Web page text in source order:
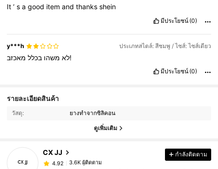
It’sagood itemandthanksshein
มีประโยชน์ (0)
y***h ประเภทสไตล์: สีชมพู / ไซส์: ไซส์เดียว
לא משהו בכלל מאכזב!
มีประโยชน์ (0)
รายละเอียดสินค้า
วัสดุ: ยางทำจากซิลิคอน
ดูเพิ่มเติม
CX JJ
4.92
3.6K ผู้ติดตาม
4.92
p***8 จ่าย1 วันที่ผ่านมา
กำลังติดตาม